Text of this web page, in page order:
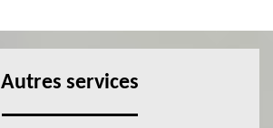
Autres services